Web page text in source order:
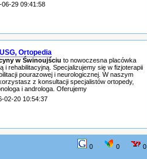
06-29 09:41:58
Ortopedia
w Świnoujściu to nowoczesna placówka
rehabilitacyjną. Specjalizujemy się w fizjoterapii
pourazowej i neurologicznej. W naszym
z konsultacji specjalistów ortopedy,
i androloga. Oferujemy
02-20 10:54:37
0 0 0